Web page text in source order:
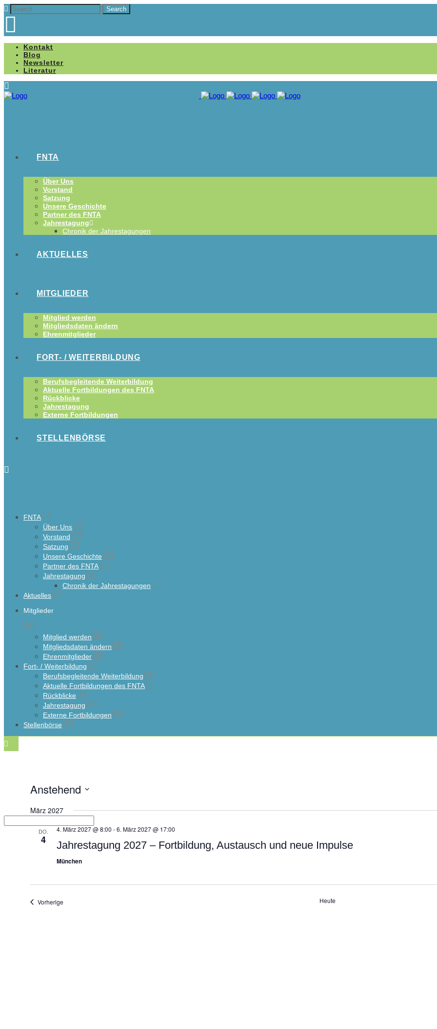
Kontakt
Blog
Newsletter
Literatur
FNTA
Über Uns
Vorstand
Satzung
Unsere Geschichte
Partner des FNTA
Jahrestagung
Chronik der Jahrestagungen
AKTUELLES
MITGLIEDER
Mitglied werden
Mitgliedsdaten ändern
Ehrenmitglieder
FORT- / WEITERBILDUNG
Berufsbegleitende Weiterbildung
Aktuelle Fortbildungen des FNTA
Rückblicke
Jahrestagung
Externe Fortbildungen
STELLENBÖRSE
FNTA
Über Uns
Vorstand
Satzung
Unsere Geschichte
Partner des FNTA
Jahrestagung
Chronik der Jahrestagungen
Aktuelles
Mitglieder
Mitglied werden
Mitgliedsdaten ändern
Ehrenmitglieder
Fort- / Weiterbildung
Berufsbegleitende Weiterbildung
Aktuelle Fortbildungen des FNTA
Rückblicke
Jahrestagung
Externe Fortbildungen
Stellenbörse
Anstehend
wählen.
März 2027
DO.
4
4. März 2027 @ 8:00 -6. März 2027 @ 17:00
Jahrestagung 2027 – Fortbildung, Austausch und neue Impulse
München
VorherigeVeranstaltungen Heute